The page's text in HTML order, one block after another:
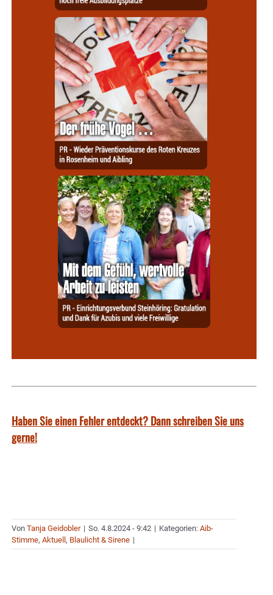
Haben Sie einen Fehler entdeckt? Dann schreiben Sie uns
gerne!
Von Tanja Geidobler | So. 4.8.2024 - 9:42 | Kategorien: Aib-
Stimme, Aktuell , Blaulicht & Sirene |